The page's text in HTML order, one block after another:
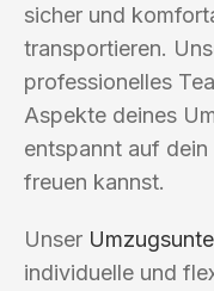
sicher und
transportieren.
professionelles
Aspekte deines
entspannt auf dein
freuen kannst.
Unser
individuelle und